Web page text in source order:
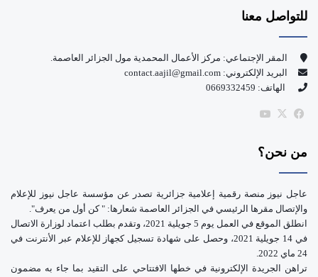
و
ك
للتواصل معنا
المقر الإجتماعي: مركز الأعمال المحمدية مول الجزائر العاصمة.
البريد الإلكتروني: contact.aajil@gmail.com
الهاتف: 0669332459
فيسبوك
‫X
من نحن؟
عاجل نيوز منصة رقمية إعلامية جزائرية تصدر عن مؤسسة عاجل نيوز للإعلام
والإتصال مقرها الرئيسي في الجزائر العاصمة شعارها: " كن أول من يعرف".
انطلق الموقع في العمل يوم 5 جويلية 2021، وتقدم بطلب اعتماد لوزارة الاتصال
في 14 جويلية 2021، وحصل على شهادة تسجيل كجهاز للإعلام عبر الأنترنت في
24 ماي 2022.
تراهن الجريدة الإلكترونية في خطها الافتتاحي على التقيد بما جاء به مضمون